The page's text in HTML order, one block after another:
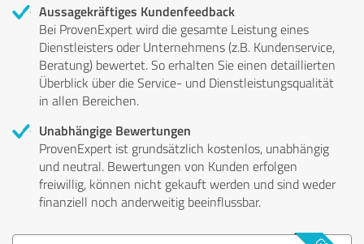
Aussagekräftiges Kundenfeedback
Bei ProvenExpert wird die gesamte Leistung eines
Dienstleisters oder Unternehmens (z.B. Kundenservice,
Beratung) bewertet. So erhalten Sie einen detaillierten
Überblick über die Service- und Dienstleistungsqualität
in allen Bereichen.
Unabhängige Bewertungen
ProvenExpert ist grundsätzlich kostenlos, unabhängig
und neutral. Bewertungen von Kunden erfolgen
freiwillig, können nicht gekauft werden und sind weder
finanziell noch anderweitig beeinflussbar.